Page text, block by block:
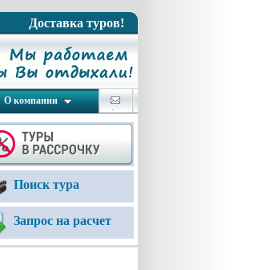
Доставка туров!
О компании
Поиск тура
Запрос на расчет